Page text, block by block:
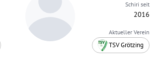
Schiri seit
2016
Aktueller Verein
TSV Grötzing